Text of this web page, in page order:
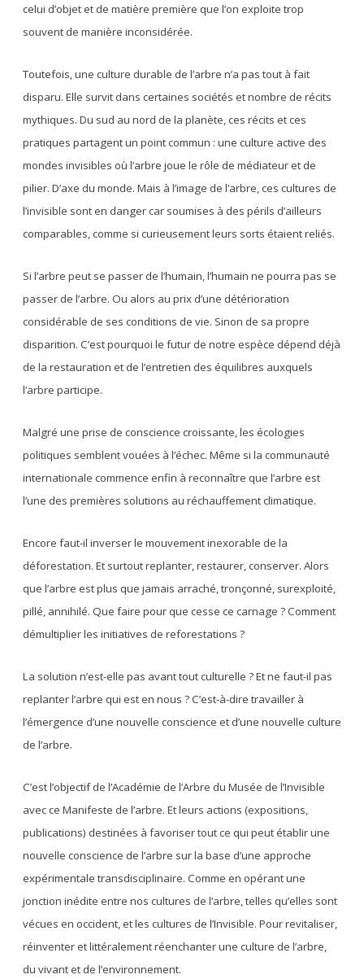
celui d’objet et de matière première que l’on exploite trop
souvent de manière inconsidérée.
Toutefois, une culture durable de l’arbre n’a pas tout à fait
disparu. Elle survit dans certaines sociétés et nombre de récits
mythiques. Du sud au nord de la planète, ces récits et ces
pratiques partagent un point commun : une culture active des
mondes invisibles où l’arbre joue le rôle de médiateur et de
pilier. D’axe du monde. Mais à l’image de l’arbre, ces cultures de
l’invisible sont en danger car soumises à des périls d’ailleurs
comparables, comme si curieusement leurs sorts étaient reliés.
Si l’arbre peut se passer de l’humain, l’humain ne pourra pas se
passer de l’arbre. Ou alors au prix d’une détérioration
considérable de ses conditions de vie. Sinon de sa propre
disparition. C’est pourquoi le futur de notre espèce dépend déjà
de la restauration et de l’entretien des équilibres auxquels
l’arbre participe.
Malgré une prise de conscience croissante, les écologies
politiques semblent vouées à l’échec. Même si la communauté
internationale commence enfin à reconnaître que l’arbre est
l’une des premières solutions au réchauffement climatique.
Encore faut-il inverser le mouvement inexorable de la
déforestation. Et surtout replanter, restaurer, conserver. Alors
que l’arbre est plus que jamais arraché, tronçonné, surexploité,
pillé, annihilé. Que faire pour que cesse ce carnage ? Comment
démultiplier les initiatives de reforestations ?
La solution n’est-elle pas avant tout culturelle ? Et ne faut-il pas
replanter l’arbre qui est en nous ? C’est-à-dire travailler à
l’émergence d’une nouvelle conscience et d’une nouvelle culture
de l’arbre.
C’est l’objectif de l’Académie de l’Arbre du Musée de l’Invisible
avec ce Manifeste de l’arbre. Et leurs actions (expositions,
publications) destinées à favoriser tout ce qui peut établir une
nouvelle conscience de l’arbre sur la base d’une approche
expérimentale transdisciplinaire. Comme en opérant une
jonction inédite entre nos cultures de l’arbre, telles qu’elles sont
vécues en occident, et les cultures de l’Invisible. Pour revitaliser,
réinventer et littéralement réenchanter une culture de l’arbre,
du vivant et de l’environnement.